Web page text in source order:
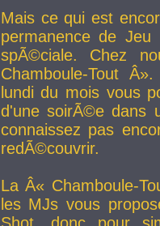
Mais ce qui est
permanence de
spÃ©ciale. Chez
Chamboule-Tout
lundi du mois vous
d'une soirÃ©e dans
connaissez pas
redÃ©couvrir.
La Â« Chamboule-
les MJs vous